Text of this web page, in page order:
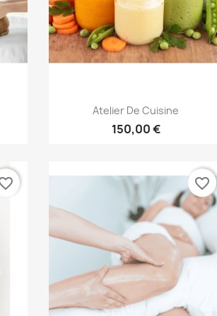
Aperçu rapide
Atelier De Cuisine
150,00 €
favorite_border